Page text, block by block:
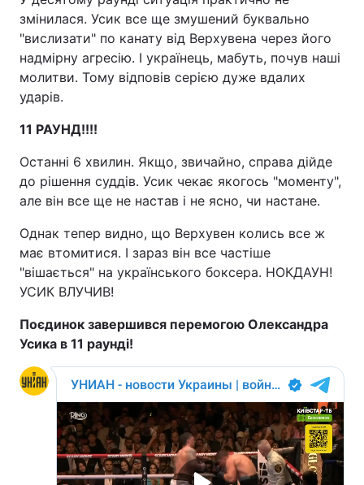
змінилася. Усик все ще змушений буквально
"вислизати" по канату від Верхувена через його
надмірну агресію. І українець, мабуть, почув наші
молитви. Тому відповів серією дуже вдалих
ударів.
11 РАУНД!!!!
Останні 6 хвилин. Якщо, звичайно, справа дійде
до рішення суддів. Усик чекає якогось "моменту",
але він все ще не настав і не ясно, чи настане.
Однак тепер видно, що Верхувен колись все ж
має втомитися. І зараз він все частіше
"вішається" на українського боксера. НОКДАУН!
УСИК ВЛУЧИВ!
Поєдинок завершився перемогою Олександра
Усика в 11 раунді!